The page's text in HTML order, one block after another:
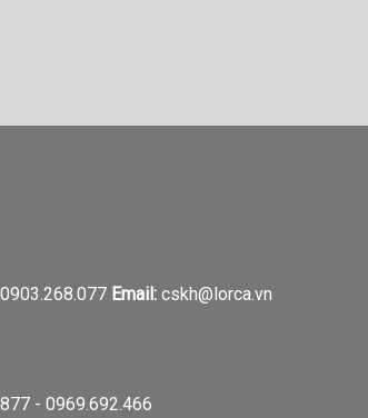
0903.268.077 Email: cskh@lorca.vn
- 0969.692.466